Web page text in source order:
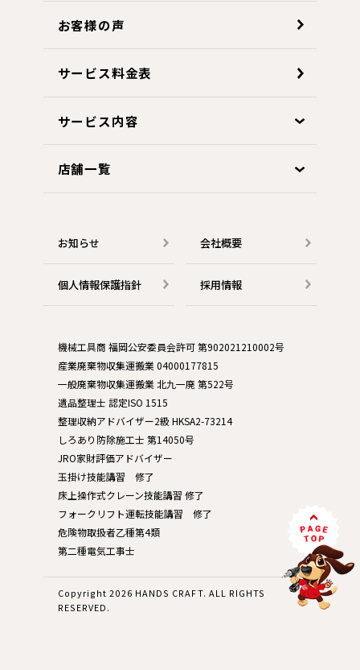
お客様の声
サービス料金表
サービス内容
店舗一覧
お知らせ 会社概要
個人情報保護指針 採用情報
機械工具商 福岡公安委員会許可 第902021210002号
産業廃棄物収集運搬業 04000177815
一般廃棄物収集運搬業 北九一廃 第522号
遺品整理士 認定ISO 1515
整理収納アドバイザー2級 HKSA2-73214
しろあり防除施工士 第14050号
JRO家財評価アドバイザー
玉掛け技能講習 修了
床上操作式クレーン技能講習 修了
フォークリフト運転技能講習 修了
危険物取扱者乙種第4類
第二種電気工事士
Copyright 2026 HANDS CRAFT. ALL RIGHTS
RESERVED.